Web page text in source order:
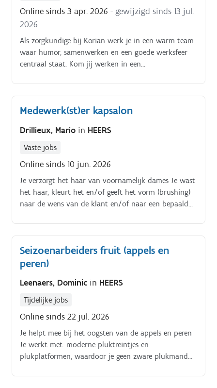
Online sinds 3 apr. 2026 - gewijzigd sinds 13 jul.
2026
Als zorgkundige bij Korian werk je in een warm team
waar humor, samenwerken en een goede werksfeer
centraal staat. Kom jij werken in een
Medewerk(st)er kapsalon
Drillieux, Mario in HEERS
Vaste jobs
Online sinds 10 jun. 2026
Je verzorgt het haar van voornamelijk dames Je wast
het haar, kleurt het en/of geeft het vorm (brushing)
naar de wens van de klant en/of naar een bepaald
hoofdhuidverzorging Je brengt een permanent aan
De zaakvoerder doet zelf al het knipwerk.
Seizoenarbeiders fruit (appels en
peren)
Leenaers, Dominic in HEERS
Tijdelijke jobs
Online sinds 22 jul. 2026
Je helpt mee bij het oogsten van de appels en peren
Je werkt met. moderne pluktreintjes en
plukplatformen, waardoor je geen zware plukmand